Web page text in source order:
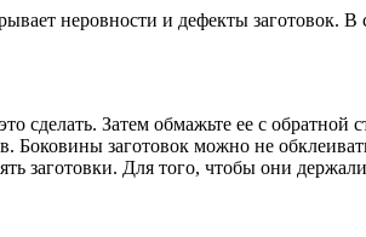
неровности и дефекты заготовок.
сделать. Затем обмажьте ее с обратной
заготовок можно не
заготовки. Для того, чтобы они